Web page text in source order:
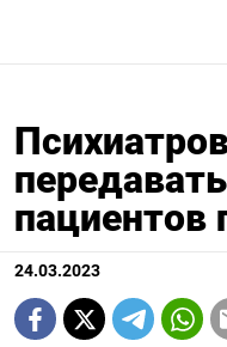
пациентов
24.03.2023